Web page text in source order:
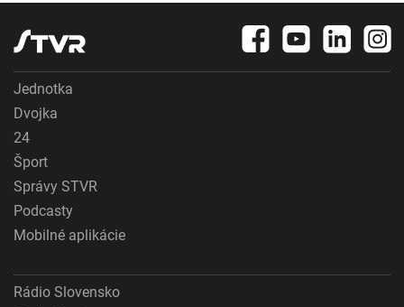
Jednotka
Dvojka
24
Šport
Správy STVR
Podcasty
Mobilné aplikácie
Rádio Slovensko